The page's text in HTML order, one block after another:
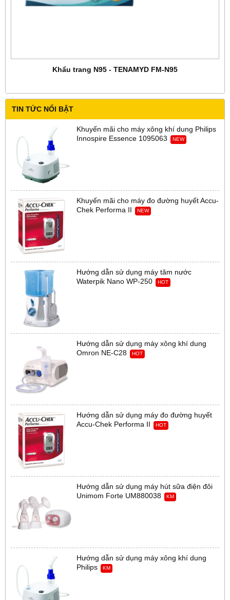
Khẩu trang N95 - TENAMYD FM-N95
TIN TỨC NỔI BẬT
Khuyến mãi cho máy xông khí dung Philips
Innospire Essence 1095063
NEW
Khuyến mãi cho máy đo đường huyết Accu-
Chek Performa II
NEW
Hướng dẫn sử dụng máy tăm nước
Waterpik Nano WP-250
HOT
Hướng dẫn sử dụng máy xông khí dung
Omron NE-C28
HOT
Hướng dẫn sử dụng máy đo đường huyết
Accu-Chek Performa II
HOT
Hướng dẫn sử dụng máy hút sữa điện đôi
Unimom Forte UM880038
KM
Hướng dẫn sử dụng máy xông khí dung
Philips
KM